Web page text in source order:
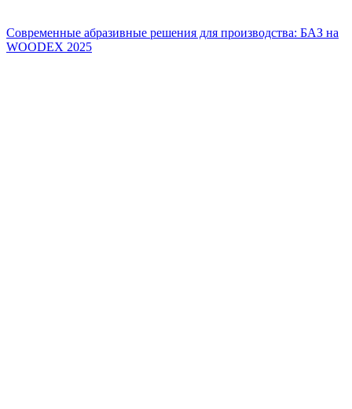
Современные абразивные решения для производства: БАЗ на
WOODEX 2025